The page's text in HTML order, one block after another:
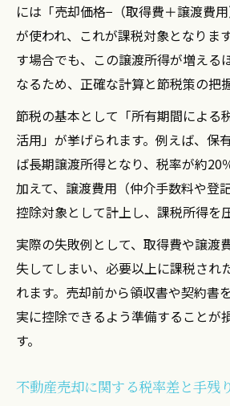
には「売却価格−（取得費＋譲渡費
が使われ、これが課税対象となりま
す場合でも、この譲渡所得が増える
なるため、正確な計算と節税策の把
節税の基本として「所有期間による
活用」が挙げられます。例えば、保
ば長期譲渡所得となり、税率が約20
加えて、譲渡費用（仲介手数料や登
控除対象として計上し、課税所得を
実際の失敗例として、取得費や譲渡
失してしまい、必要以上に課税され
れます。売却前から領収書や契約書
実に控除できるよう準備することが
す。
不動産売却に関する税率差と手残